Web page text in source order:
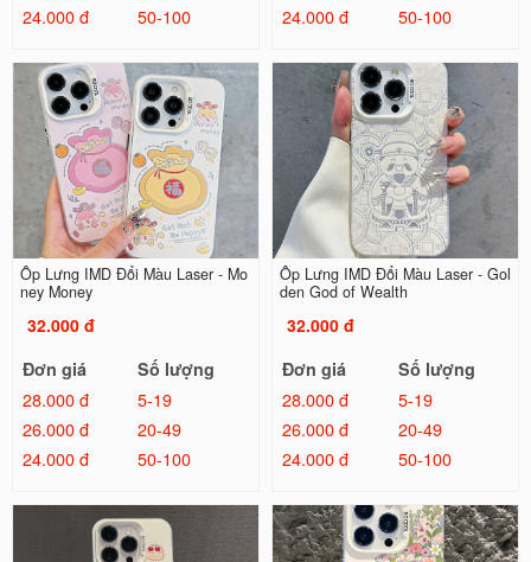
24.000 đ
50-100
24.000 đ
50-100
Ốp Lưng IMD Đổi Màu Laser - Mo
ney Money
32.000 đ
Đơn giá
Số lượng
28.000 đ
5-19
26.000 đ
20-49
24.000 đ
50-100
Ốp Lưng IMD Đổi Màu Laser - Gol
den God of Wealth
32.000 đ
Đơn giá
Số lượng
28.000 đ
5-19
26.000 đ
20-49
24.000 đ
50-100